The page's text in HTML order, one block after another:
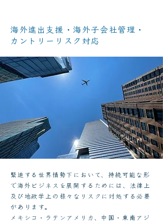
海外進出支援・海外子会社管理・
カントリーリスク対応
緊迫する世界情勢下において、持続可能な形
で海外ビジネスを展開するためには、法律上
及び地政学上の様々なリスクに対処する必要
があります。
メキシコ・ラテンアメリカ、中国・東南アジ